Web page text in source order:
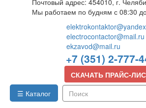
Почтовый адрес: 454010, г.
Мы работаем по будням с 08:30
electrocontactor@mail.ru
ekzavod@mail.ru
+7 (351) 2-777-
СКАЧАТЬ ПРАЙС-
☰ Каталог